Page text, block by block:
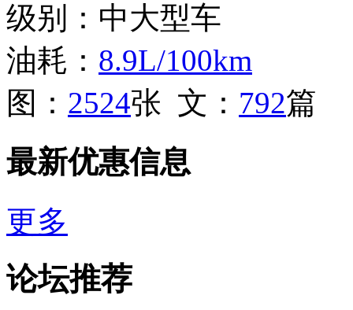
级别：中大型车
油耗： 8.9L/100km
图： 2524张 文： 792篇
最新优惠信息
更多
论坛推荐